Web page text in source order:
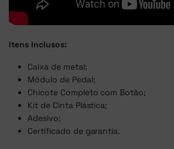
Itens Inclusos:
Caixa de metal;
Módulo de Pedal;
Chicote Completo com Botão;
Kit de Cinta Plástica;
Adesivo;
Certificado de garantia.